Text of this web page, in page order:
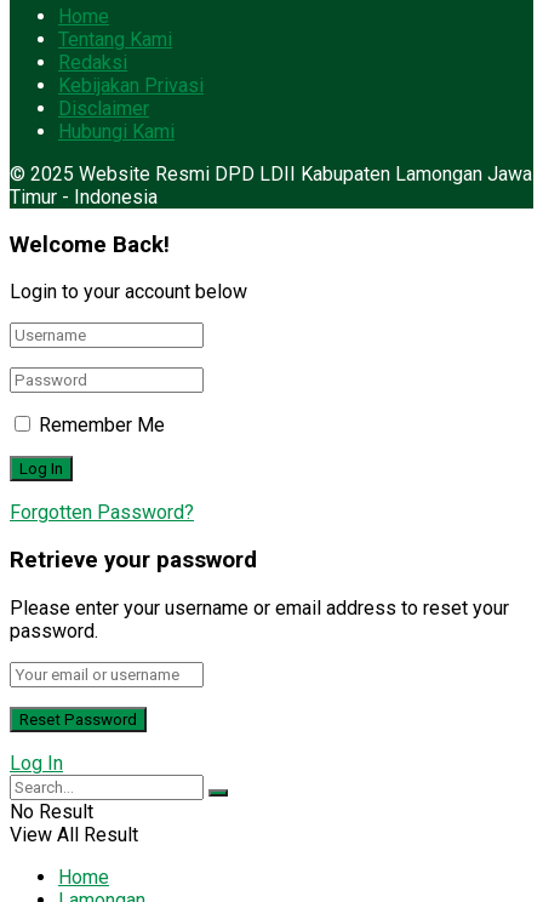
Home
Tentang Kami
Redaksi
Kebijakan Privasi
Disclaimer
Hubungi Kami
© 2025 Website Resmi DPD LDII Kabupaten Lamongan Jawa
Timur - Indonesia
Welcome Back!
Login to your account below
Remember Me
Forgotten Password?
Retrieve your password
Please enter your username or email address to reset your
password.
Log In
No Result
View All Result
Home